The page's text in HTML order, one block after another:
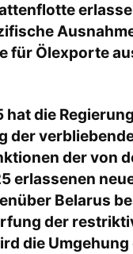
für Ölexporte
hat die
der
der von
erlassenen
Belarus
der
die Umgehung